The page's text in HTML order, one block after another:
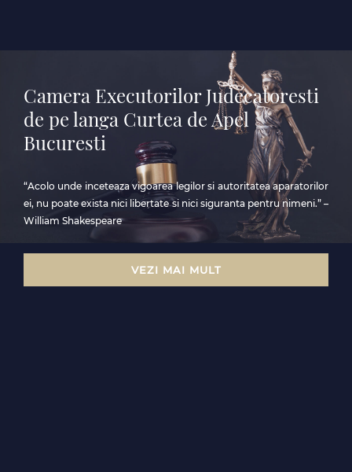
Camera Executorilor Judecatoresti
de pe langa Curtea de Apel
Bucuresti
“Acolo unde inceteaza vigoarea legilor si autoritatea aparatorilor
ei, nu poate exista nici libertate si nici siguranta pentru nimeni.” –
William Shakespeare
VEZI MAI MULT